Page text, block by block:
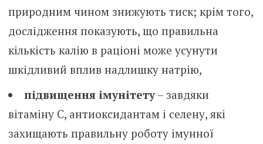
природним чином знижують тиск; крім того,
дослідження показують, що правильна
кількість калію в раціоні може усунути
шкідливий вплив надлишку натрію,
підвищення імунітету– завдяки
вітаміну С, антиоксидантам і селену, які
захищають правильну роботу імунної